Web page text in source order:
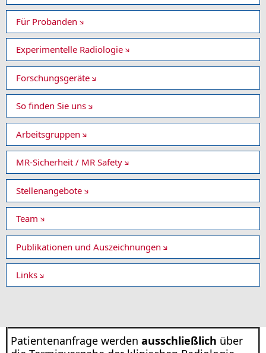
Für Probanden
Experimentelle Radiologie
Forschungsgeräte
So finden Sie uns
Arbeitsgruppen
MR-Sicherheit / MR Safety
Stellenangebote
Team
Publikationen und Auszeichnungen
Links
Patientenanfrage werden ausschließlich über